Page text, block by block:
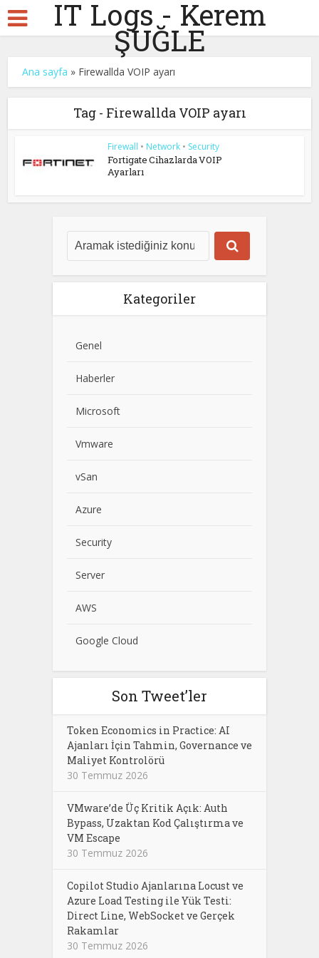
IT Logs - Kerem
ŞUĞLE
Ana sayfa » Firewallda VOIP ayarı
Tag - Firewallda VOIP ayarı
Firewall • Network • Security
Fortigate Cihazlarda VOIP
Ayarları
Kategoriler
Genel
Haberler
Microsoft
Vmware
vSan
Azure
Security
Server
AWS
Google Cloud
Son Tweet’ler
Token Economics in Practice: AI
Ajanları İçin Tahmin, Governance ve
Maliyet Kontrolörü
30 Temmuz 2026
VMware’de Üç Kritik Açık: Auth
Bypass, Uzaktan Kod Çalıştırma ve
VM Escape
30 Temmuz 2026
Copilot Studio Ajanlarına Locust ve
Azure Load Testing ile Yük Testi:
Direct Line, WebSocket ve Gerçek
Rakamlar
30 Temmuz 2026